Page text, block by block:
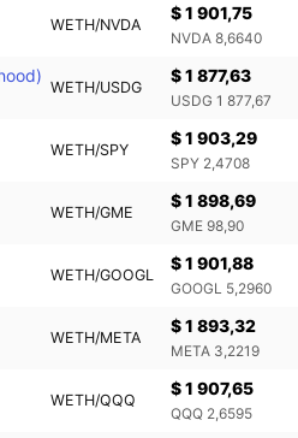
WETH/NVDA
$ 1 901,75
NVDA 8,6640
WETH/USDG
$ 1 877,63
USDG 1 877,67
WETH/SPY
$ 1 903,29
SPY 2,4708
WETH/GME
$ 1 898,69
GME 98,90
WETH/GOOGL
$ 1 901,88
GOOGL 5,2960
WETH/META
$ 1 893,32
META 3,2219
WETH/QQQ
$ 1 907,65
QQQ 2,6595